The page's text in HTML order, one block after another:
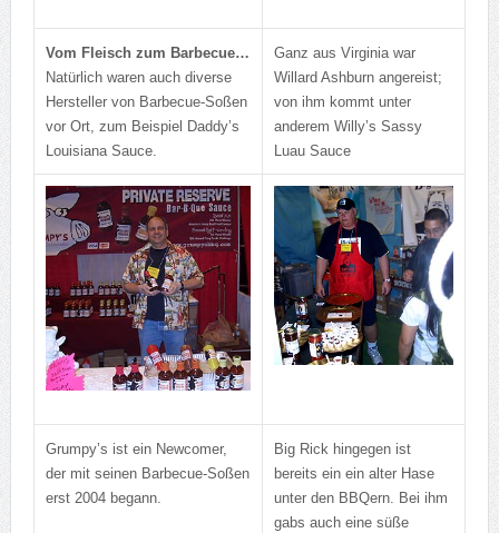
Vom Fleisch zum Barbecue…
Natürlich waren auch diverse
Hersteller von Barbecue-Soßen
vor Ort, zum Beispiel Daddy’s
Louisiana Sauce.
Ganz aus Virginia war
Willard Ashburn angereist;
von ihm kommt unter
anderem Willy’s Sassy
Luau Sauce
Grumpy’s ist ein Newcomer,
der mit seinen Barbecue-Soßen
erst 2004 begann.
Big Rick hingegen ist
bereits ein ein alter Hase
unter den BBQern. Bei ihm
gabs auch eine süße